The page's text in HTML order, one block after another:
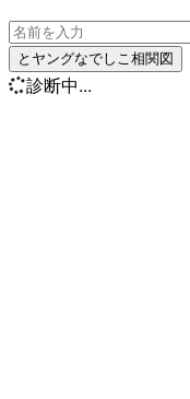
とヤングなでしこ相関図
診断中...